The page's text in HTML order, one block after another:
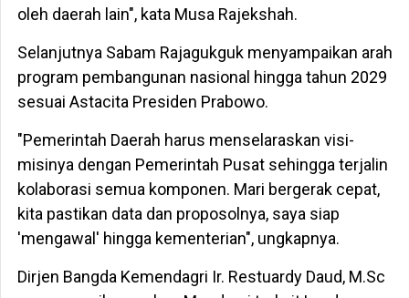
oleh daerah lain", kata Musa Rajekshah.
Selanjutnya Sabam Rajagukguk menyampaikan arah
program pembangunan nasional hingga tahun 2029
sesuai Astacita Presiden Prabowo.
"Pemerintah Daerah harus menselaraskan visi-
misinya dengan Pemerintah Pusat sehingga terjalin
kolaborasi semua komponen. Mari bergerak cepat,
kita pastikan data dan proposolnya, saya siap
'mengawal' hingga kementerian", ungkapnya.
Dirjen Bangda Kemendagri Ir. Restuardy Daud, M.Sc